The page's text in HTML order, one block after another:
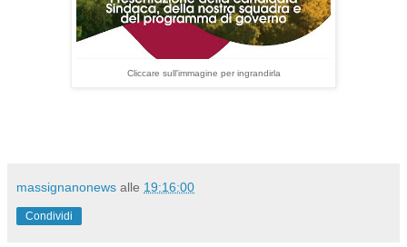
Cliccare sull'immagine per ingrandirla
massignanonews alle 19:16:00
Condividi